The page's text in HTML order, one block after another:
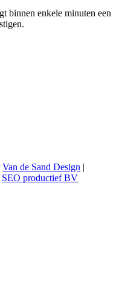
binnen enkele minuten een
Van de Sand Design |
SEO productief BV